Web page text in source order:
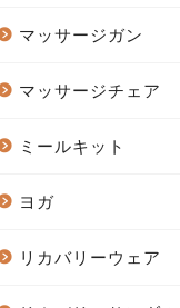
マッサージガン
マッサージチェア
ミールキット
ヨガ
リカバリーウェア